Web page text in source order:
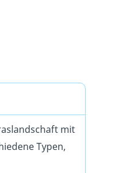
mit
Typen,